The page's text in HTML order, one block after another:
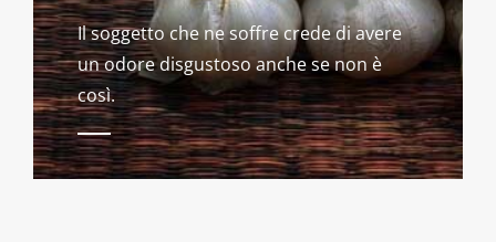
Il soggetto che ne soffre crede di avere
un odore disgustoso anche se non è
così.